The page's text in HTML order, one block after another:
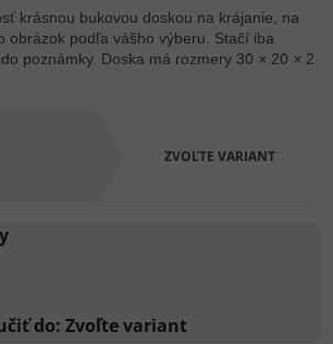
ZVOĽTE VARIANT
do: Zvoľte variant
krásnou bukovou doskou na krájanie, na
obrázok podľa vášho výberu. Stačí iba
poznámky. Doska má rozmery 30 × 20 × 2